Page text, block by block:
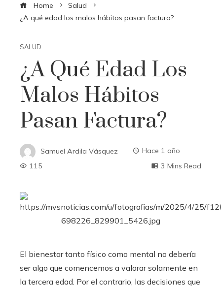
Home
Salud
¿A qué edad los malos hábitos pasan factura?
SALUD
¿A Qué Edad Los
Malos Hábitos
Pasan Factura?
Samuel Ardila Vásquez
Hace 1 año
115
3 Mins Read
El bienestar tanto físico como mental no debería
ser algo que comencemos a valorar solamente en
la tercera edad. Por el contrario, las decisiones que